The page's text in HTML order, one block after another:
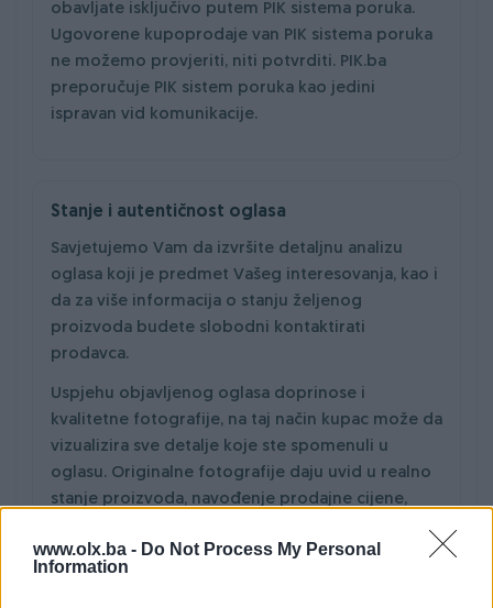
www.olx.ba - Do Not Process My Personal
Information
obavljate isključivo putem PIK sistema poruka.
Ugovorene kupoprodaje van PIK sistema poruka
ne možemo provjeriti, niti potvrditi. PIK.ba
preporučuje PIK sistem poruka kao jedini
ispravan vid komunikacije.
Stanje i autentičnost oglasa
Savjetujemo Vam da izvršite detaljnu analizu
oglasa koji je predmet Vašeg interesovanja, kao i
da za više informacija o stanju željenog
proizvoda budete slobodni kontaktirati
prodavca.
Uspjehu objavljenog oglasa doprinose i
kvalitetne fotografije, na taj način kupac može da
vizualizira sve detalje koje ste spomenuli u
oglasu. Originalne fotografije daju uvid u realno
stanje proizvoda, navođenje prodajne cijene,
stanje proizvoda, kao i jasno definisani uslovi